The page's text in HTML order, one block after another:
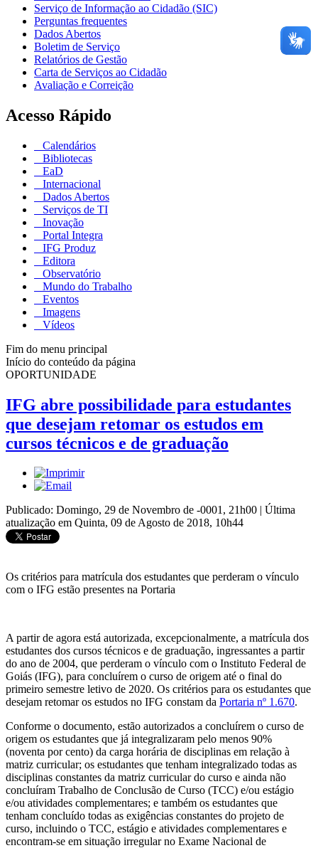
Serviço de Informação ao Cidadão (SIC)
Perguntas frequentes
Dados Abertos
Boletim de Serviço
Relatórios de Gestão
Carta de Serviços ao Cidadão
Avaliação e Correição
Acesso Rápido
Calendários
Bibliotecas
EaD
Internacional
Dados Abertos
Serviços de TI
Inovação
Portal Integra
IFG Produz
Editora
Observatório
Mundo do Trabalho
Eventos
Imagens
Vídeos
Fim do menu principal
Início do conteúdo da página
OPORTUNIDADE
IFG abre possibilidade para estudantes
que desejam retomar os estudos em
cursos técnicos e de graduação
Publicado: Domingo, 29 de Novembro de -0001, 21h00 | Última
atualização em Quinta, 09 de Agosto de 2018, 10h44
Os critérios para matrícula dos estudantes que perderam o vínculo
com o IFG estão presentes na Portaria
A partir de agora está autorizada, excepcionalmente, a matrícula dos
estudantes dos cursos técnicos e de graduação, ingressantes a partir
do ano de 2004, que perderam o vínculo com o Instituto Federal de
Goiás (IFG), para concluírem o curso de origem até o final do
primeiro semestre letivo de 2020. Os critérios para os estudantes que
desejam retomar os estudos no IFG constam da Portaria nº 1.670.
Conforme o documento, estão autorizados a concluírem o curso de
origem os estudantes que já integralizaram pelo menos 90%
(noventa por cento) da carga horária de disciplinas em relação à
matriz curricular; os estudantes que tenham integralizado todas as
disciplinas constantes da matriz curricular do curso e ainda não
concluíram Trabalho de Conclusão de Curso (TCC) e/ou estágio
e/ou atividades complementares; e também os estudantes que
tenham concluído todas as exigências constantes do projeto de
curso, incluindo o TCC, estágio e atividades complementares e
encontram-se em situação irregular no Exame Nacional de